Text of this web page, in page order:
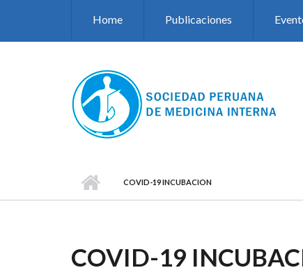
Home Publicaciones
COVID-19 INCUBACION
COVID-19